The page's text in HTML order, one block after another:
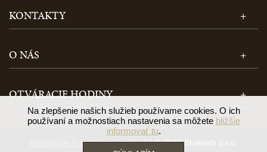
KONTAKTY
O NÁS
OTVÁRACIE HODINY
Informácie o používaní cookies| © 2026 Blueweb s.r.o.
Na zlepšenie našich služieb používame cookies. O ich
používaní a možnostiach nastavenia sa môžete bližšie
informovať tu.